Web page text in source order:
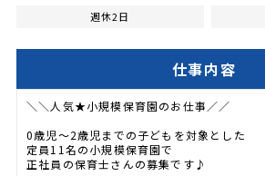
週休2日
仕事内容
＼＼人気★小規模保育園のお仕事／／
0歳児～2歳児までの子どもを対象とした
定員11名の小規模保育園で
正社員の保育士さんの募集です♪